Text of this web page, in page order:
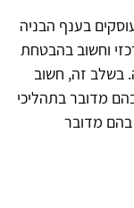
בענף הבניה
וחשוב בהבטחת
בשלב זה, חשוב
מדובר בתהליכי
בהם מדובר